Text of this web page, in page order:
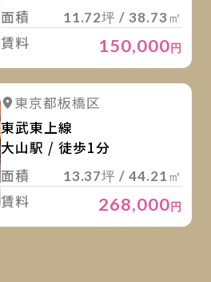
面積
11.72坪 / 38.73㎡
賃料 150,000円
詳細を見る
東京都板橋区
東武東上線
大山駅 / 徒歩1分
面積
13.37坪 / 44.21㎡
賃料 268,000円